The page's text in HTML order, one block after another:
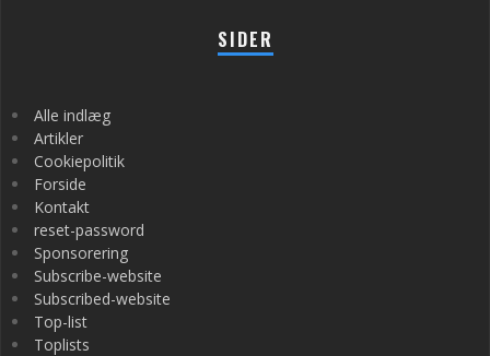
SIDER
Alle indlæg
Artikler
Cookiepolitik
Forside
Kontakt
reset-password
Sponsorering
Subscribe-website
Subscribed-website
Top-list
Toplists